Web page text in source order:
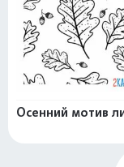
Осенний мотив